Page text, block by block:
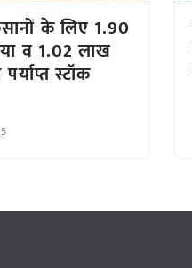
के लिए 1.90
व 1.02 लाख
स्टॉक